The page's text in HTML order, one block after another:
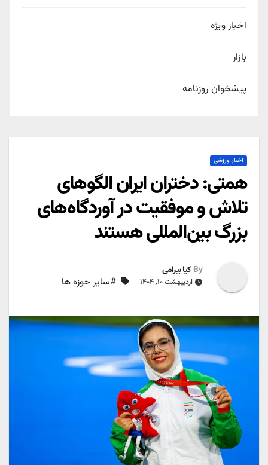
اخبار ویژه
بازار
پیشخوان روزنامه
اخبار ورزشی
همتی: دختران ایران الگوهای
تلاش و موفقیت در آوردگاه‌های
بزرگ بین‌المللی هستند
By کیا بیرامی
اردیبهشت ۱۰, ۱۴۰۴ #سایر حوزه ها